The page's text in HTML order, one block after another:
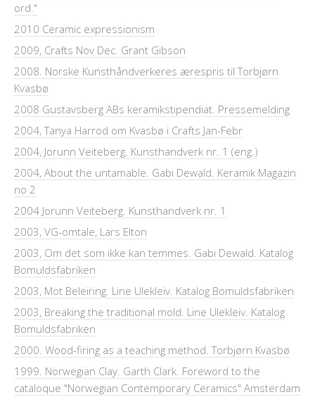
ord."
2010 Ceramic expressionism
2009, Crafts Nov Dec. Grant Gibson
2008. Norske Kunsthåndverkeres ærespris til Torbjørn
Kvasbø
2008 Gustavsberg ABs keramikstipendiat. Pressemelding
2004, Tanya Harrod om Kvasbø i Crafts Jan-Febr
2004, Jorunn Veiteberg. Kunsthandverk nr. 1 (eng.)
2004, About the untamable. Gabi Dewald. Keramik Magazin
no 2
2004 Jorunn Veiteberg. Kunsthandverk nr. 1
2003, VG-omtale, Lars Elton
2003, Om det som ikke kan temmes. Gabi Dewald. Katalog
Bomuldsfabriken
2003, Mot Beleiring. Line Ulekleiv. Katalog Bomuldsfabriken
2003, Breaking the traditional mold. Line Ulekleiv. Katalog
Bomuldsfabriken
2000. Wood-firing as a teaching method. Torbjørn Kvasbø
1999. Norwegian Clay. Garth Clark. Foreword to the
cataloque "Norwegian Contemporary Ceramics" Amsterdam